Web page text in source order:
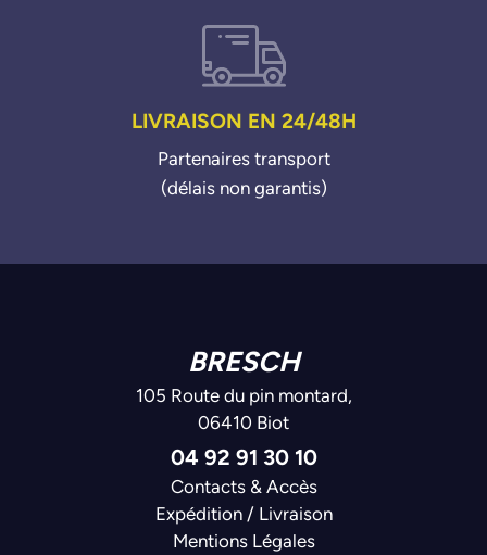
LIVRAISON EN 24/48H
Partenaires transport
(délais non garantis)
BRESCH
105 Route du pin montard,
06410 Biot
04 92 91 30 10
Contacts & Accès
Expédition / Livraison
Mentions Légales